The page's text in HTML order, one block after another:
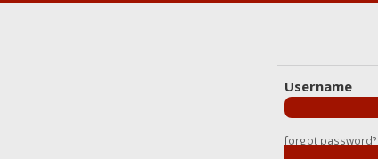
Username
forgot password?